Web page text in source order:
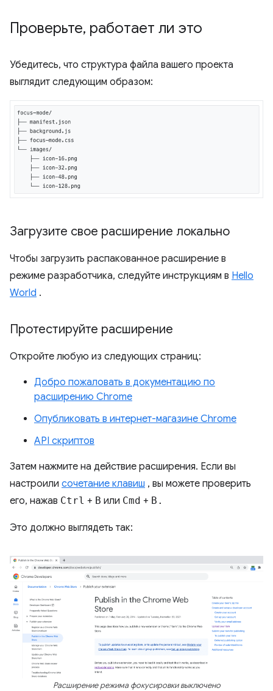
Проверьте, работает ли это
Убедитесь, что структура файла вашего проекта
выглядит следующим образом:
Загрузите свое расширение локально
Чтобы загрузить распакованное расширение в
режиме разработчика, следуйте инструкциям в Hello
World .
Протестируйте расширение
Откройте любую из следующих страниц:
Добро пожаловать в документацию по
расширению Chrome
Опубликовать в интернет-магазине Chrome
API скриптов
Затем нажмите на действие расширения. Если вы
настроили сочетание клавиш , вы можете проверить
его, нажав Ctrl + B или Cmd + B.
Это должно выглядеть так:
Расширение режима фокусировки выключено